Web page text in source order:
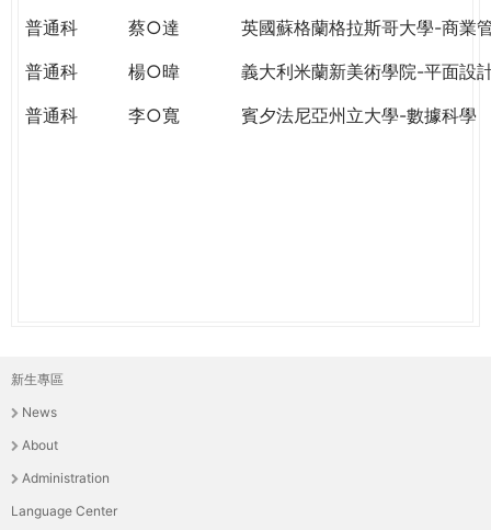
PUTTING
YOU
THE
普通科
蔡○達
英國蘇格蘭格拉斯哥大學-商業
普通科
楊○暐
義大利米蘭新美術學院-平面設
普通科
李○寬 賓夕法尼亞州立大學-數據科學
主
選
單
新生專區
News
About
Administration
Language Center